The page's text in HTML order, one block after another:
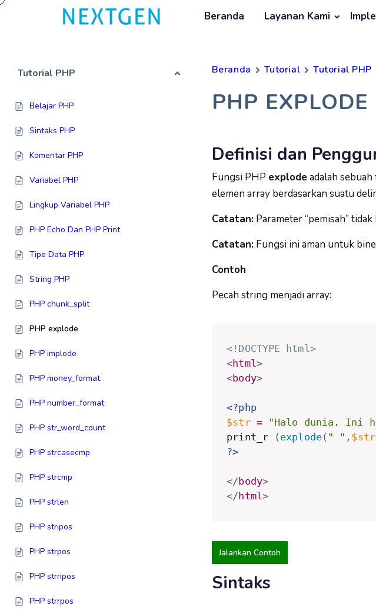
Beranda Layanan Kami
Tutorial PHP
Belajar PHP
Sintaks PHP
Komentar PHP
Variabel PHP
Lingkup Variabel PHP
PHP Echo Dan PHP Print
Tipe Data PHP
String PHP
PHP chunk_split
PHP explode
PHP implode
PHP money_format
PHP number_format
PHP str_word_count
PHP strcasecmp
PHP strcmp
PHP strlen
PHP stripos
PHP strpos
PHP strripos
PHP strrpos
Beranda Tutorial Tutorial PHP
PHP EXPLODE
Definisi dan
Fungsi PHP explode adalah
elemen array berdasarkan suatu
Catatan:Parameter “pemisah”
Catatan:Fungsi ini aman untuk
Contoh
Pecah string menjadi array:
<!DOCTYPE html>
<html >
<body>
<?php
$str = "Halo dunia. Ini
print_r
( explode( " " , $str
?>
</body>
</html >
Jalankan Contoh
Sintaks